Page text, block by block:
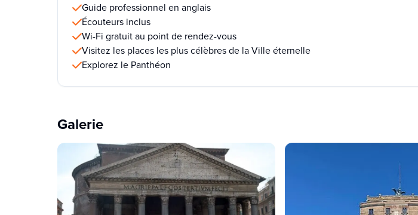
Guide professionnel en anglais
Écouteurs inclus
Wi-Fi gratuit au point de rendez-vous
Visitez les places les plus célèbres de la Ville éternelle
Explorez le Panthéon
Galerie